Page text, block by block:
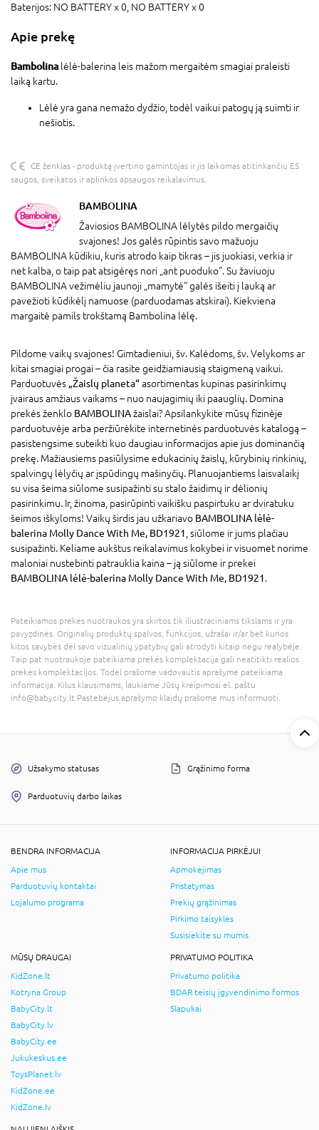
Baterijos: NO BATTERY x 0, NO BATTERY x 0
Apie prekę
Bambolina lėlė-balerina leis mažom mergaitėm smagiai praleisti
laiką kartu.
Lėlė yra gana nemažo dydžio, todėl vaikui patogų ją suimti ir
nešiotis.
CE ženklas - produktą įvertino gamintojas ir jis laikomas atitinkančiu ES
saugos, sveikatos ir aplinkos apsaugos reikalavimus.
BAMBOLINA
Žaviosios BAMBOLINA lėlytės pildo mergaičių
svajones! Jos galės rūpintis savo mažuoju
BAMBOLINA kūdikiu, kuris atrodo kaip tikras – jis juokiasi, verkia ir
net kalba, o taip pat atsigėręs nori „ant puoduko“. Su žaviuoju
BAMBOLINA vežimėliu jaunoji „mamytė“ galės išeiti į lauką ar
pavežioti kūdikėlį namuose (parduodamas atskirai). Kiekviena
margaitė pamils trokštamą Bambolina lėlę.
Pildome vaikų svajones! Gimtadieniui, šv. Kalėdoms, šv. Velykoms ar
kitai smagiai progai – čia rasite geidžiamiausią staigmeną vaikui.
Parduotuvės „Žaislų planeta“asortimentas kupinas pasirinkimų
įvairaus amžiaus vaikams – nuo naujagimių iki paauglių. Domina
prekės ženklo BAMBOLINAžaislai? Apsilankykite mūsų fizinėje
parduotuvėje arba peržiūrėkite internetinės parduotuvės katalogą –
pasistengsime suteikti kuo daugiau informacijos apie jus dominančią
prekę. Mažiausiems pasiūlysime edukacinių žaislų, kūrybinių rinkinių,
spalvingų lėlyčių ar įspūdingų mašinyčių. Planuojantiems laisvalaikį
su visa šeima siūlome susipažinti su stalo žaidimų ir dėlionių
pasirinkimu. Ir, žinoma, pasirūpinti vaikišku paspirtuku ar dviratuku
šeimos iškyloms! Vaikų širdis jau užkariavo BAMBOLINA lėlė-
balerina Molly Dance With Me, BD1921 , siūlome ir jums plačiau
susipažinti. Keliame aukštus reikalavimus kokybei ir visuomet norime
maloniai nustebinti patrauklia kaina – ją siūlome ir prekei
BAMBOLINA lėlė-balerina Molly Dance With Me, BD1921.
Pateikiamos prekės nuotraukos yra skirtos tik iliustraciniams tikslams ir yra
pavyzdinės. Originalių produktų spalvos, funkcijos, užrašai ir/ar bet kurios
kitos savybės dėl savo vizualinių ypatybių gali atrodyti kitaip negu realybėje.
Taip pat nuotraukoje pateikiama prekės komplektacija gali neatitikti realios
prekės komplektacijos. Todėl prašome vadovautis aprašyme pateikiama
informacija. Kilus klausimams, laukiame Jūsų kreipimosi el. paštu
info@babycity.lt Pastebėjus aprašymo klaidų prašome mus informuoti.
Užsakymo statusas Grąžinimo forma
Parduotuvių darbo laikas
BENDRA INFORMACIJA
Apie mus
Parduotuvių kontaktai
Lojalumo programa
INFORMACIJA PIRKĖJUI
Apmokėjimas
Pristatymas
Prekių grąžinimas
Pirkimo taisyklės
Susisiekite su mumis
MŪSŲ DRAUGAI
KidZone.lt
Kotryna Group
BabyCity.lt
BabyCity.lv
BabyCity.ee
Jukukeskus.ee
ToysPlanet.lv
KidZone.ee
KidZone.lv
PRIVATUMO POLITIKA
Privatumo politika
BDAR teisių įgyvendinimo formos
Slapukai